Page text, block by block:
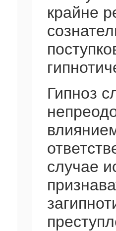
крайне
Гипноз
случае